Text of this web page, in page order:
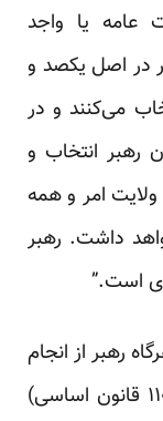
عامه یا واجد
در اصل یکصد و
می‌کنند و در
رهبر انتخاب و
امر و همه
داشت. رهبر
است.”
“هر‌گاه رهبر از انجام
وظایف قانونی (تعریف شده در اصل ۱۱۰ قانون اساسی)